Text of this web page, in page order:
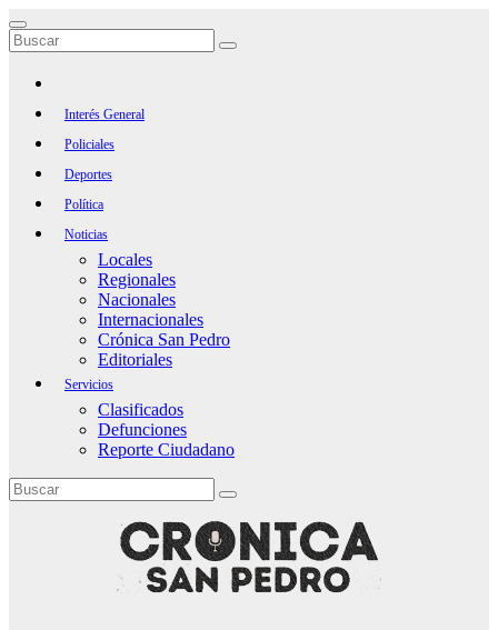
Saltar
al
contenido
Interés General
Policiales
Deportes
Política
Noticias
Locales
Regionales
Nacionales
Internacionales
Crónica San Pedro
Editoriales
Servicios
Clasificados
Defunciones
Reporte Ciudadano